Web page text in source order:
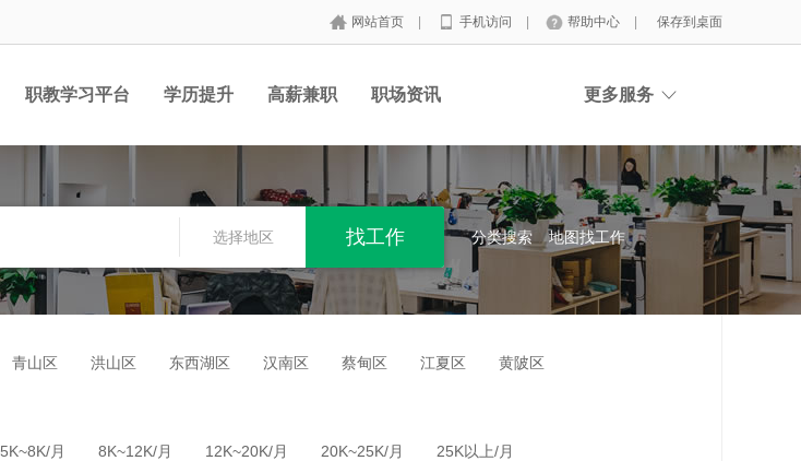
网站首页 手机访问 帮助中心 保存到桌面
职教学习平台 学历提升 高薪兼职 职场资讯 更多服务
选择地区 分类搜索 地图找工作
青山区 洪山区 东西湖区 汉南区 蔡甸区 江夏区 黄陂区
5K~8K/月 8K~12K/月 12K~20K/月 20K~25K/月 25K以上/月